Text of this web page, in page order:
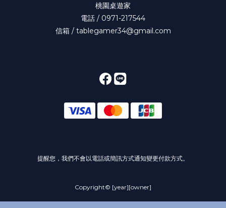
桃園桌遊家
電話 / 0971-217544
信箱 / tablegamer34@gmail.com
提醒您，我們不會以電話或簡訊方式通知變更付款方式。
Copyright© [year][owner]